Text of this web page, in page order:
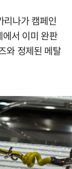
리나가 캠페인
서 이미 완판
와 정제된 메탈